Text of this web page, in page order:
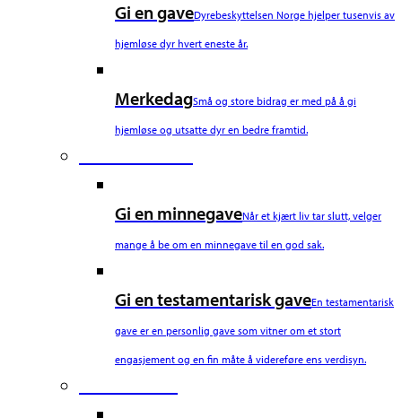
Gi en gaveDyrebeskyttelsen Norge hjelper tusenvis av
hjemløse dyr hvert eneste år.
MerkedagSmå og store bidrag er med på å gi
hjemløse og utsatte dyr en bedre framtid.
Gi en minnegaveNår et kjært liv tar slutt, velger
mange å be om en minnegave til en god sak.
Gi en testamentarisk gaveEn testamentarisk
gave er en personlig gave som vitner om et stort
engasjement og en fin måte å videreføre ens verdisyn.